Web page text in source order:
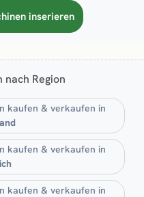
inserieren
nach Region
kaufen & verkaufen in
kaufen & verkaufen in
kaufen & verkaufen in